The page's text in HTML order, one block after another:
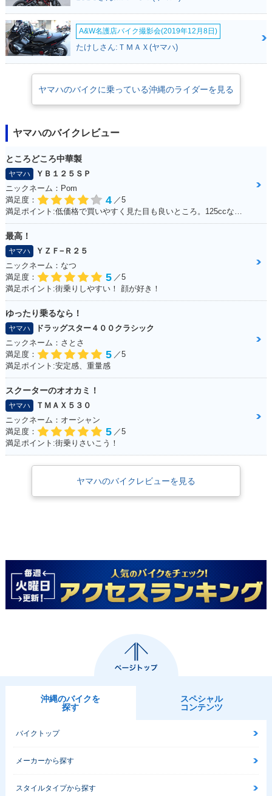
2006年 CYGNUS X
SR・カラーチェンジ
2005年 CYGNUS X
SR 50th Anniversar
y Special Edition・
2005年 CYGNUS X
SR・マイナーチェン
ジ
2004年 CYGNUS X
SR・新登場
A&W名護店バイク撮影会(2019年12月8日)
たけしさん:ＴＭＡＸ(ヤマハ)
ヤマハのバイクに乗っている沖縄のライダーを見る
ヤマハのバイクレビュー
ところどころ中華製
ヤマハ
ＹＢ１２５ＳＰ
ニックネーム：Pom
満足度：
4 ／5
満足ポイント:低価格で買いやすく見た目も良いところ。125ccなので扱いやすい。
最高！
ヤマハ
ＹＺＦ−Ｒ２５
ニックネーム：なつ
満足度：
5 ／5
満足ポイント:街乗りしやすい！ 顔が好き！
ゆったり乗るなら！
ヤマハ
ドラッグスター４００クラシック
ニックネーム：さとさ
満足度：
5 ／5
満足ポイント:安定感、重量感
スクーターのオオカミ！
ヤマハ
ＴＭＡＸ５３０
ニックネーム：オーシャン
満足度：
5 ／5
満足ポイント:街乗りさいこう！
ヤマハのバイクレビューを見る
沖縄のバイクを
探す
スペシャル
コンテンツ
バイクトップ
メーカーから探す
スタイルタイプから探す